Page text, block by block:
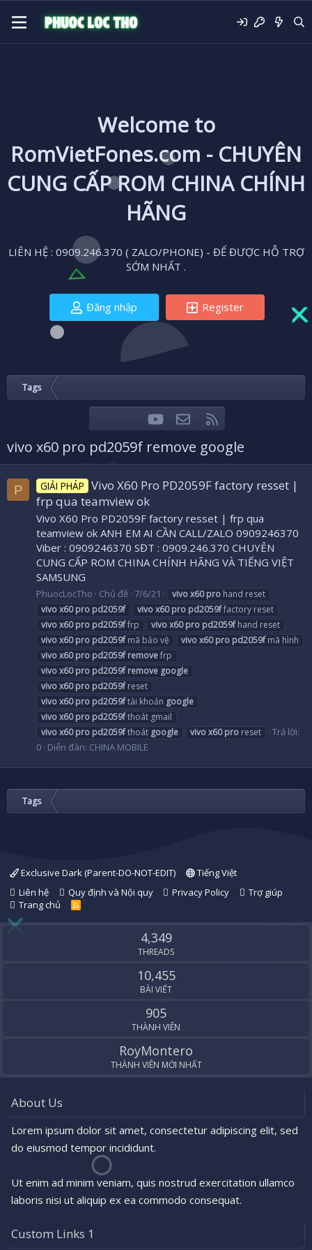
Welcome to
RomVietFones.com - CHUYÊN
CUNG CẤP ROM CHINA CHÍNH
HÃNG
LIÊN HỆ : 0909.246.370 ( ZALO/PHONE) - ĐỂ ĐƯỢC HỖ TRỢ
SỚM NHẤT .
Đăng nhập Register
Tags
FacebookTwitteryoutubeLiên hệ
vivo x60 pro pd2059f remove google
P GIẢI PHÁP Vivo X60 Pro PD2059F factory resset |
frp qua teamview ok
Vivo X60 Pro PD2059F factory resset | frp qua
teamview ok ANH EM AI CẦN CALL/ZALO 0909246370
Viber : 0909246370 SĐT : 0909.246.370 CHUYÊN
CUNG CẤP ROM CHINA CHÍNH HÃNG VÀ TIẾNG VIỆT
SAMSUNG
PhuocLocTho Chủ đề 7/6/21 vivox60 pro hand reset
vivox60 pro pd2059f vivox60 pro pd2059ffactory reset
vivox60 pro pd2059ffrp vivox60 pro pd2059fhand reset
vivox60 pro pd2059fmã bảo vệ vivox60 pro pd2059fmã hình
vivox60 pro pd2059f removefrp
vivox60 pro pd2059f remove google
vivox60 pro pd2059freset
vivox60 pro pd2059ftài khoản google
vivox60 pro pd2059fthoát gmail
vivox60 pro pd2059fthoát google vivox60 pro reset
Trả lời:
0 Diễn đàn: CHINA MOBILE
Tags
Exclusive Dark (Parent-DO-NOT-EDIT)
Tiếng Việt
Liên hệ
Quy định và Nội quy Privacy Policy
Trợ giúp
Trang chủ
R
S
4,349
THREADS
10,455
BÀI VIẾT
905
THÀNH VIÊN
RoyMontero
THÀNH VIÊN MỚI NHẤT
About Us
Lorem ipsum dolor sit amet, consectetur adipiscing elit, sed
do eiusmod tempor incididunt.
Ut enim ad minim veniam, quis nostrud exercitation ullamco
laboris nisi ut aliquip ex ea commodo consequat.
Custom Links 1